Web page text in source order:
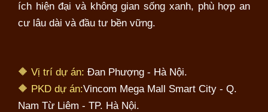
ích hiện đại và không gian sống xanh, phù hợp an
cư lâu dài và đầu tư bền vững.
🔶 Vị trí dự án: Đan Phượng - Hà Nội.
🔶 PKD dự án:Vincom Mega Mall Smart City - Q.
Nam Từ Liêm - TP. Hà Nội.